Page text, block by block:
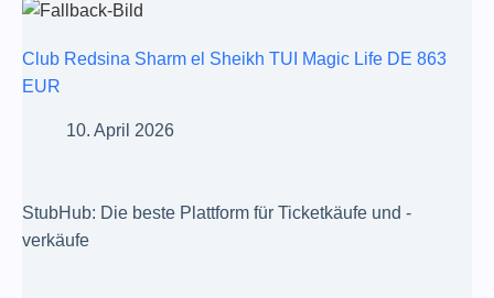
Club Redsina Sharm el Sheikh TUI Magic Life DE 863
EUR
10. April 2026
StubHub: Die beste Plattform für Ticketkäufe und -
verkäufe